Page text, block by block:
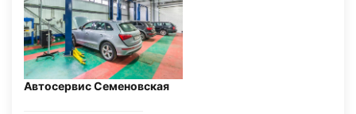
Автосервис Семеновская